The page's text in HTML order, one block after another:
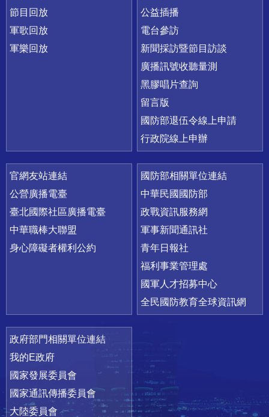
節目回放
軍歌回放
軍樂回放
公益插播
電台參訪
新聞採訪暨節目訪談
廣播訊號收聽量測
黑膠唱片查詢
留言版
國防部退伍令線上申請
行政院線上申辦
官網友站連結
公營廣播電臺
臺北國際社區廣播電臺
中華職棒大聯盟
身心障礙者權利公約
國防部相關單位連結
中華民國國防部
政戰資訊服務網
軍事新聞通訊社
青年日報社
福利事業管理處
國軍人才招募中心
全民國防教育全球資訊網
政府部門相關單位連結
我的E政府
國家發展委員會
國家通訊傳播委員會
大陸委員會